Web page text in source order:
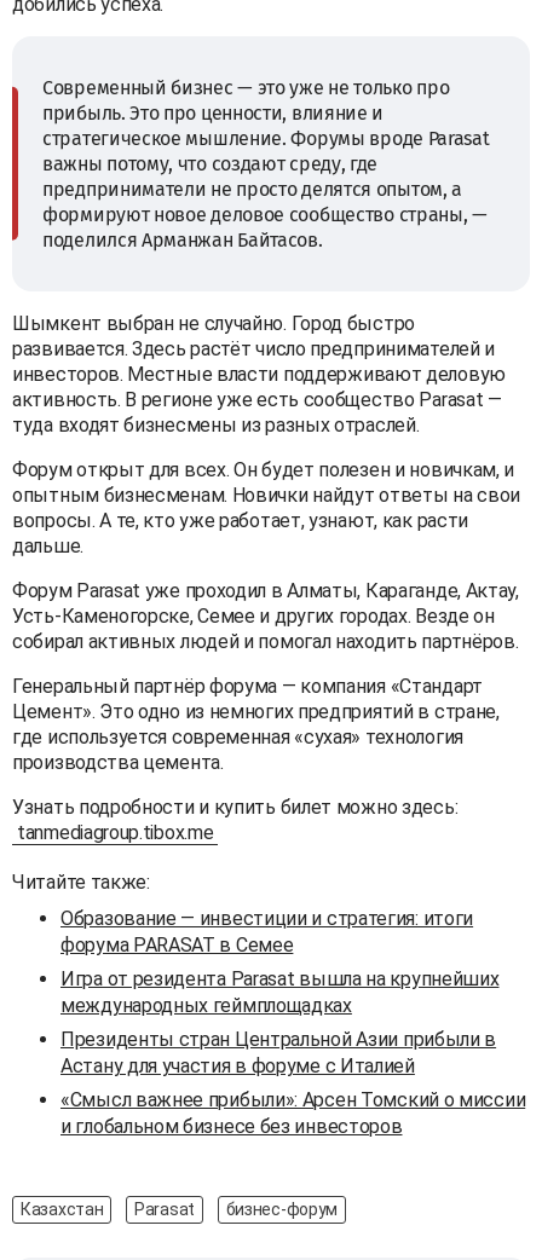
Современный бизнес — это уже не только про
прибыль. Это про ценности, влияние и
стратегическое мышление. Форумы вроде Parasat
важны потому, что создают среду, где
предприниматели не просто делятся опытом, а
формируют новое деловое сообщество страны, —
поделился Арманжан Байтасов.
Шымкент выбран не случайно. Город быстро
развивается. Здесь растёт число предпринимателей и
инвесторов. Местные власти поддерживают деловую
активность. В регионе уже есть сообщество Parasat —
туда входят бизнесмены из разных отраслей.
Форум открыт для всех. Он будет полезен и новичкам, и
опытным бизнесменам. Новички найдут ответы на свои
вопросы. А те, кто уже работает, узнают, как расти
дальше.
Форум Parasat уже проходил в Алматы, Караганде, Актау,
Усть-Каменогорске, Семее и других городах. Везде он
собирал активных людей и помогал находить партнёров.
Генеральный партнёр форума — компания «Стандарт
Цемент». Это одно из немногих предприятий в стране,
где используется современная «сухая» технология
производства цемента.
Узнать подробности и купить билет можно здесь:
tanmediagroup.tibox.me
Читайте также:
Образование — инвестиции и стратегия: итоги
форума PARASAT в Семее
Игра от резидента Parasat вышла на крупнейших
международных геймплощадках
Президенты стран Центральной Азии прибыли в
Астану для участия в форуме с Италией
«Смысл важнее прибыли»: Арсен Томский о миссии
и глобальном бизнесе без инвесторов
Казахстан Parasat бизнес-форум